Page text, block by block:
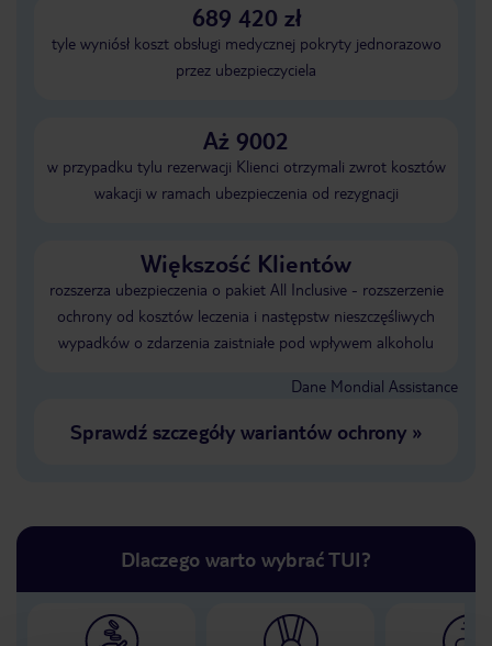
689 420 zł
tyle wyniósł koszt obsługi medycznej pokryty jednorazowo
przez ubezpieczyciela
Aż 9002
w przypadku tylu rezerwacji Klienci otrzymali zwrot kosztów
wakacji w ramach ubezpieczenia od rezygnacji
Większość Klientów
rozszerza ubezpieczenia o pakiet All Inclusive - rozszerzenie
ochrony od kosztów leczenia i następstw nieszczęśliwych
wypadków o zdarzenia zaistniałe pod wpływem alkoholu
Dane Mondial Assistance
Sprawdź szczegóły wariantów ochrony»
Dlaczego warto wybrać TUI?